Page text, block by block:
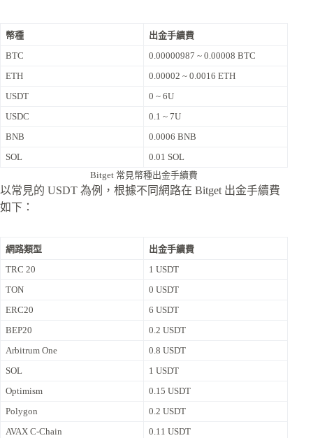
幣種
出金手續費
BTC
0.00000987 ~ 0.00008 BTC
ETH
0.00002 ~ 0.0016 ETH
USDT
0 ~ 6U
USDC
0.1 ~ 7U
BNB
0.0006 BNB
SOL
0.01 SOL
Bitget 常見幣種出金手續費
以常見的 USDT 為例，根據不同網路在 Bitget 出金手續費
如下：
網路類型
出金手續費
TRC 20
1 USDT
TON
0 USDT
ERC20
6 USDT
BEP20
0.2 USDT
Arbitrum One
0.8 USDT
SOL
1 USDT
Optimism
0.15 USDT
Polygon
0.2 USDT
AVAX C-Chain
0.11 USDT